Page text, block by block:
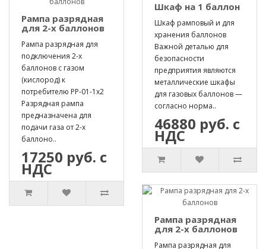
Рампа разрядная
для 2-х баллонов
Рампа разрядная для
подключения 2-х
баллонов с газом
(кислород) к
потребителю РР-01-1х2
Разрядная рампа
предназначена для
подачи газа от 2-х
баллоно..
17250 руб. с
НДС
Шкаф на 1 баллон
Шкаф рамповый и для
хранения баллонов
Важной деталью для
безопасности
предприятия являются
металлические шкафы
для газовых баллонов —
согласно норма..
46880 руб. с
НДС
Рампа разрядная
для 2-х баллонов
Рампа разрядная для